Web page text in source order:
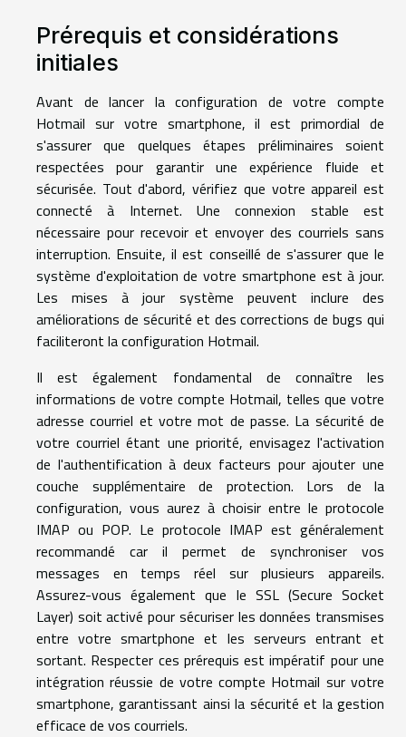
Prérequis et considérations
initiales
Avant de lancer la configuration de votre compte
Hotmail sur votre smartphone, il est primordial de
s'assurer que quelques étapes préliminaires soient
respectées pour garantir une expérience fluide et
sécurisée. Tout d'abord, vérifiez que votre appareil est
connecté à Internet. Une connexion stable est
nécessaire pour recevoir et envoyer des courriels sans
interruption. Ensuite, il est conseillé de s'assurer que le
système d'exploitation de votre smartphone est à jour.
Les mises à jour système peuvent inclure des
améliorations de sécurité et des corrections de bugs qui
faciliteront la configuration Hotmail.
Il est également fondamental de connaître les
informations de votre compte Hotmail, telles que votre
adresse courriel et votre mot de passe. La sécurité de
votre courriel étant une priorité, envisagez l'activation
de l'authentification à deux facteurs pour ajouter une
couche supplémentaire de protection. Lors de la
configuration, vous aurez à choisir entre le protocole
IMAP ou POP. Le protocole IMAP est généralement
recommandé car il permet de synchroniser vos
messages en temps réel sur plusieurs appareils.
Assurez-vous également que le SSL (Secure Socket
Layer) soit activé pour sécuriser les données transmises
entre votre smartphone et les serveurs entrant et
sortant. Respecter ces prérequis est impératif pour une
intégration réussie de votre compte Hotmail sur votre
smartphone, garantissant ainsi la sécurité et la gestion
efficace de vos courriels.